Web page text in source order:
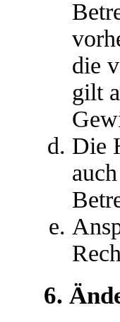
die
gilt
Die
6.